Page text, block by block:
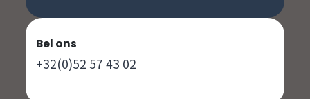
Bel ons
+32(0)52 57 43 02